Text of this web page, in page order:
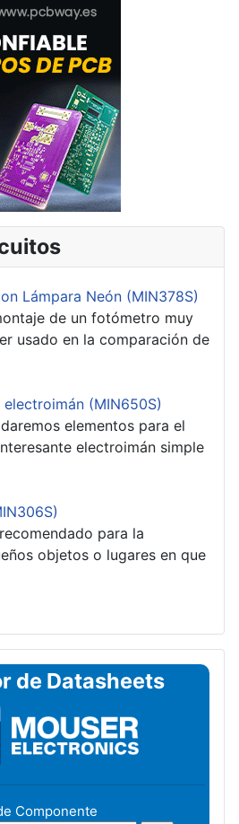
Lámpara Neón (MIN378S)
de un fotómetro muy
usado en la comparación de
(MIN650S)
elementos para el
electroimán simple
para la
objetos o lugares en que
de Datasheets
Componente